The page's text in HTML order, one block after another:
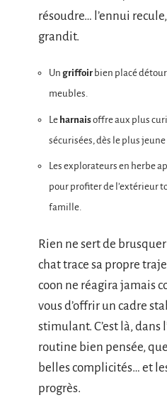
résoudre… l’ennui
grandit.
Un griffoirbien placé
meubles.
Le harnaisoffre aux plus
sécurisées, dès le plus jeune
Les explorateurs en herbe
pour profiter de l’extérieur
famille.
Rien ne sert de
chat trace sa propre
coon ne réagira jamais
vous d’offrir un cadre
stimulant. C’est là, dans
routine bien pensée,
belles complicités… et
progrès.